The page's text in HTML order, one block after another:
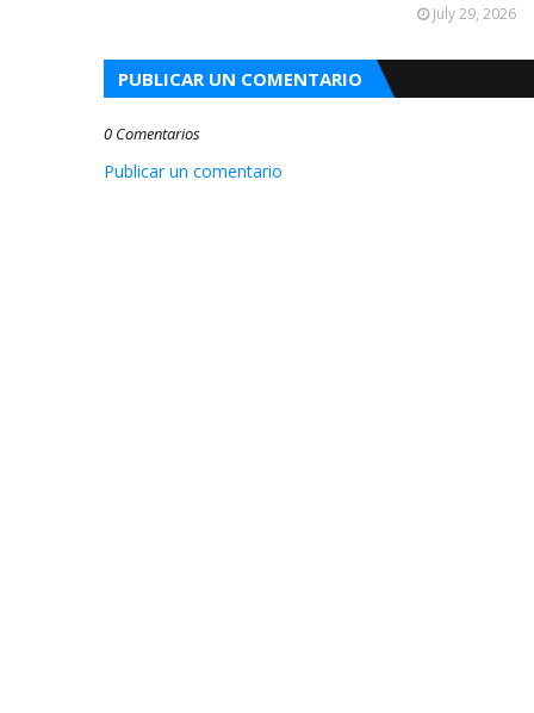
July 29, 2026
PUBLICAR UN COMENTARIO
0 Comentarios
Publicar un comentario